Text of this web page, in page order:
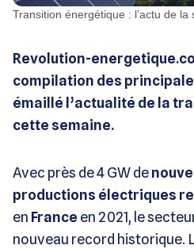
Transition énergétique : l’actu de
Revolution-
compilation des
émaillé l’actualité de la
cette semaine.
Avec près de 4 GW de
productions électriques
en France en 2021, le
nouveau record historique.